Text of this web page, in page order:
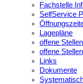
Fachstelle
SelfService
Lagepläne
offene
offene
Links
Dokumente